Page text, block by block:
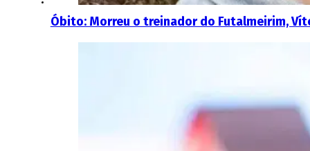
Óbito: Morreu o treinador do Futalmeirim,